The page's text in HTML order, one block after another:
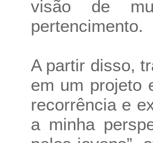
visão de
pertencimento.
A partir disso,
em um projeto
recorrência e
a minha